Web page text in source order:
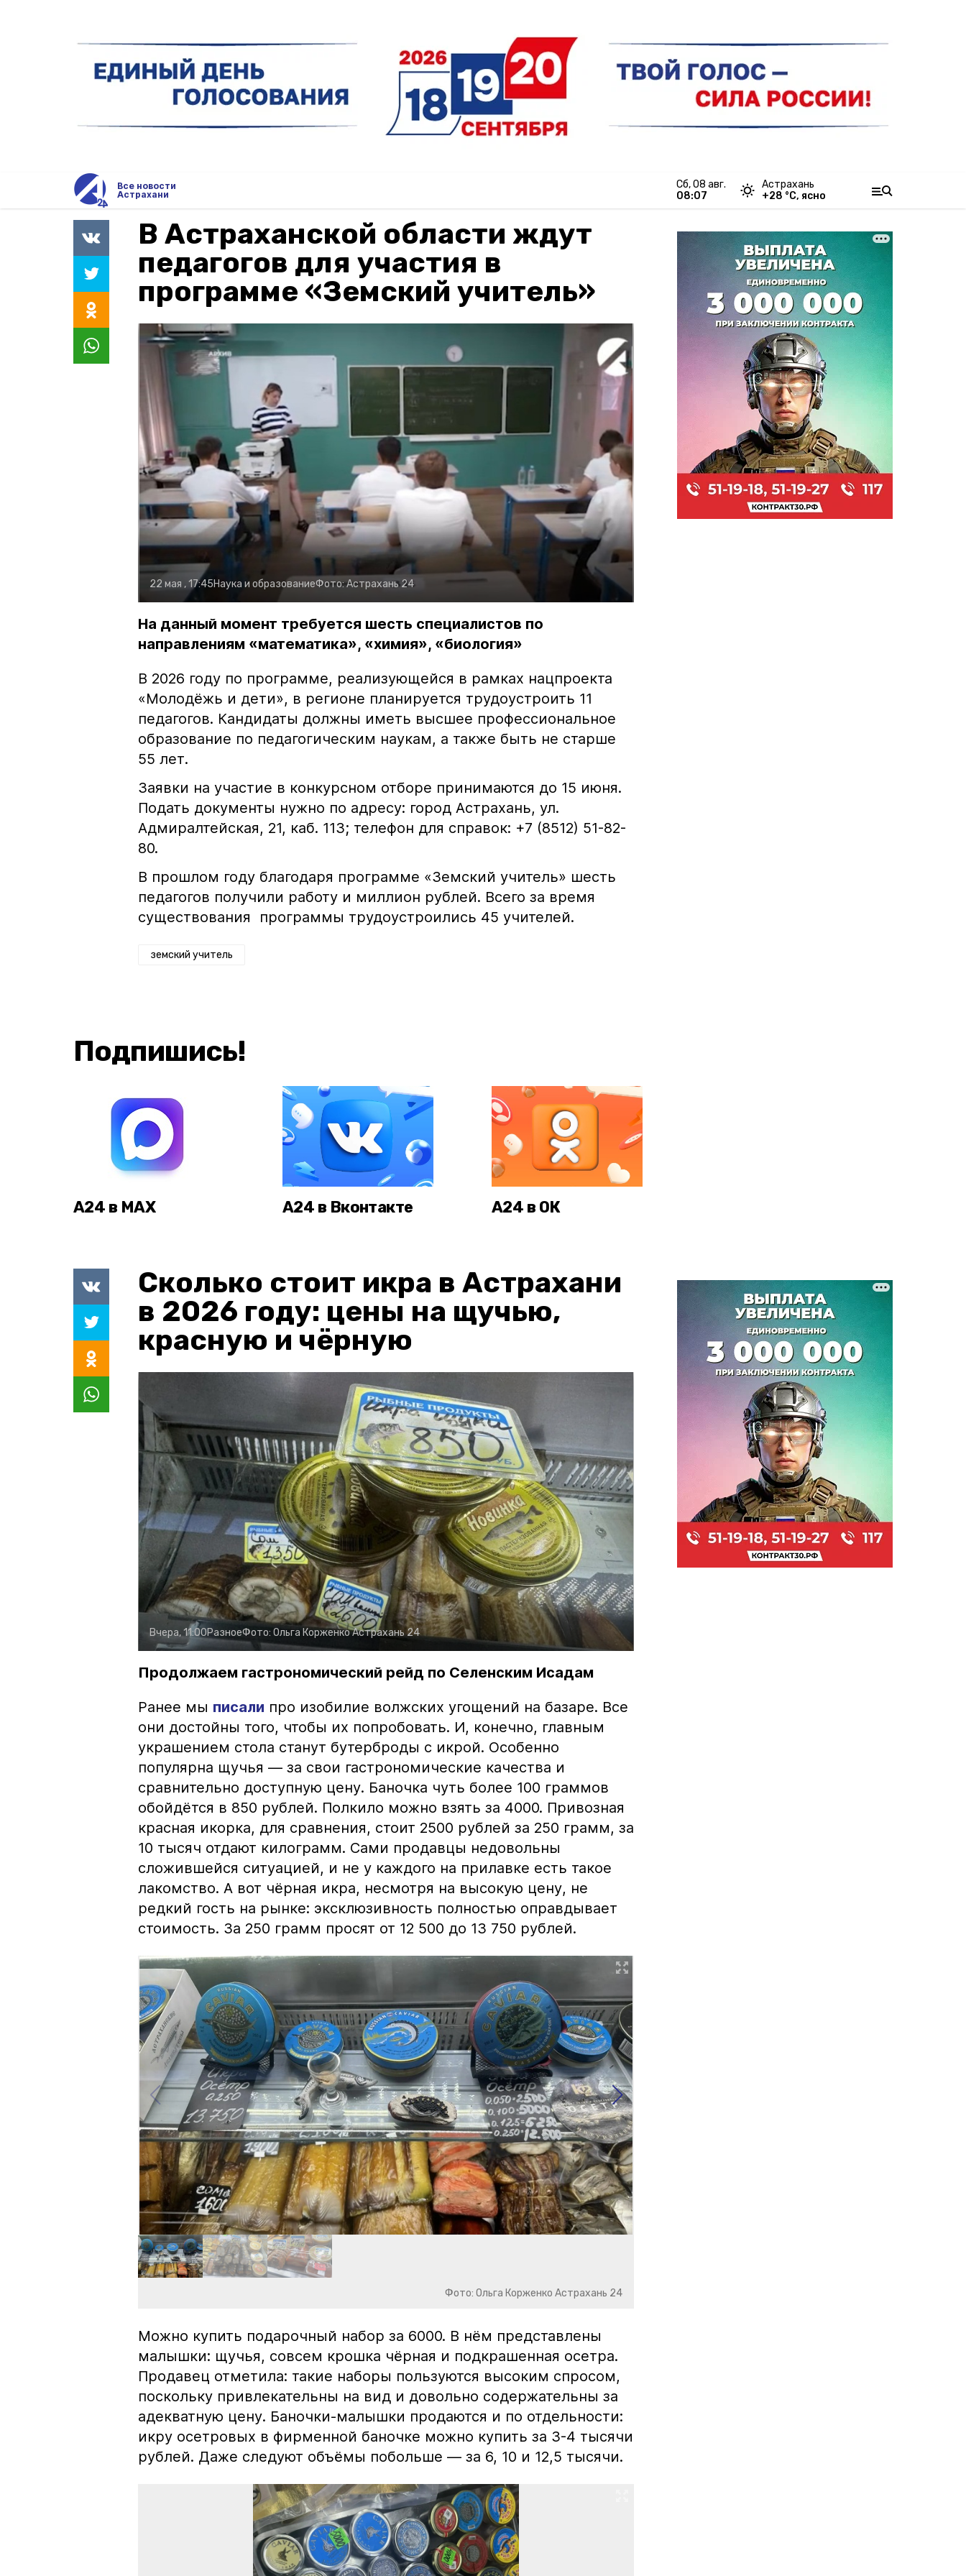
Все новости
Астрахани
сб, 08 авг.
08:07
Астрахань
+28 °С, ясно
В Астраханской области ждут
педагогов для участия в
программе «Земский учитель»
22 мая , 17:45Наука и образованиеФото:Астрахань 24
На данный момент требуется шесть специалистов по
направлениям «математика», «химия», «биология»
В 2026 году по программе, реализующейся в рамках нацпроекта
«Молодёжь и дети», в регионе планируется трудоустроить 11
педагогов. Кандидаты должны иметь высшее профессиональное
образование по педагогическим наукам, а также быть не старше
55 лет.
Заявки на участие в конкурсном отборе принимаются до 15 июня.
Подать документы нужно по адресу: город Астрахань, ул.
Адмиралтейская, 21, каб. 113; телефон для справок: +7 (8512) 51-82-
80.
В прошлом году благодаря программе «Земский учитель» шесть
педагогов получили работу и миллион рублей. Всего за время
существования программы трудоустроились 45 учителей.
земский учитель
Подпишись!
А24 в MAX А24 в Вконтакте А24 в ОК
Сколько стоит икра в Астрахани
в 2026 году: цены на щучью,
красную и чёрную
Вчера, 11:00РазноеФото: Ольга КорженкоАстрахань 24
Продолжаем гастрономический рейд по Селенским Исадам
Ранее мы писали про изобилие волжских угощений на базаре. Все
они достойны того, чтобы их попробовать. И, конечно, главным
украшением стола станут бутерброды с икрой. Особенно
популярна щучья — за свои гастрономические качества и
сравнительно доступную цену. Баночка чуть более 100 граммов
обойдётся в 850 рублей. Полкило можно взять за 4000. Привозная
красная икорка, для сравнения, стоит 2500 рублей за 250 грамм, за
10 тысяч отдают килограмм. Сами продавцы недовольны
сложившейся ситуацией, и не у каждого на прилавке есть такое
лакомство. А вот чёрная икра, несмотря на высокую цену, не
редкий гость на рынке: эксклюзивность полностью оправдывает
стоимость. За 250 грамм просят от 12 500 до 13 750 рублей.
Фото: Ольга Корженко Астрахань 24
Можно купить подарочный набор за 6000. В нём представлены
малышки: щучья, совсем крошка чёрная и подкрашенная осетра.
Продавец отметила: такие наборы пользуются высоким спросом,
поскольку привлекательны на вид и довольно содержательны за
адекватную цену. Баночки-малышки продаются и по отдельности:
икру осетровых в фирменной баночке можно купить за 3-4 тысячи
рублей. Даже следуют объёмы побольше — за 6, 10 и 12,5 тысячи.